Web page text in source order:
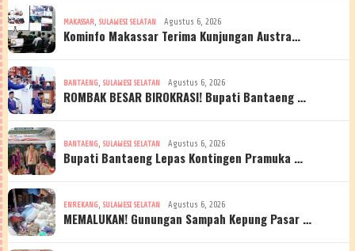
MAKASSAR, SULAWESI SELATAN Agustus 6, 2026
Kominfo Makassar Terima Kunjungan Austra…
BANTAENG, SULAWESI SELATAN Agustus 6, 2026
ROMBAK BESAR BIROKRASI! Bupati Bantaeng …
BANTAENG, SULAWESI SELATAN Agustus 6, 2026
Bupati Bantaeng Lepas Kontingen Pramuka …
ENREKANG, SULAWESI SELATAN Agustus 6, 2026
MEMALUKAN! Gunungan Sampah Kepung Pasar …